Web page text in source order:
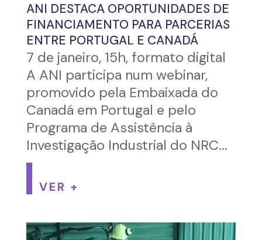
ANI DESTACA OPORTUNIDADES DE
FINANCIAMENTO PARA PARCERIAS
ENTRE PORTUGAL E CANADÁ
7 de janeiro, 15h, formato digital
A ANI participa num webinar,
promovido pela Embaixada do
Canadá em Portugal e pelo
Programa de Assistência à
Investigação Industrial do NRC...
VER +